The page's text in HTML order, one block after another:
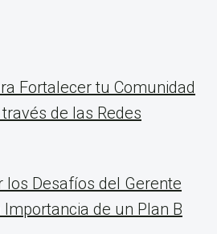
Fortalecer tu Comunidad
de las Redes
los Desafíos del Gerente
Importancia de un Plan B